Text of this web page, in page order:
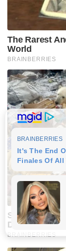
The Rarest
World
BRAINBERRIES
Scientists
Discovery
BRAINBERRIES